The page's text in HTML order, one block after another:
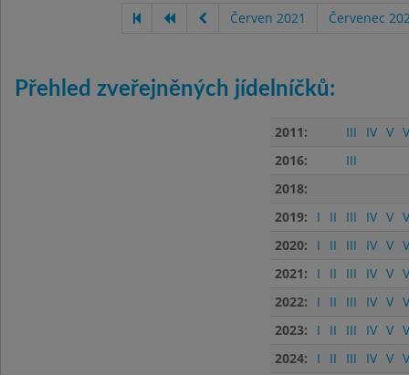
Červen 2021 Červenec
Přehled zveřejněných jídelníčků:
2011: III IV V
2016:
III
2018:
2019:
I II III IV V
2020:
I II III IV V
2021:
I II III IV V
2022:
I II III IV V
2023:
I II III IV V
2024:
I II III IV V